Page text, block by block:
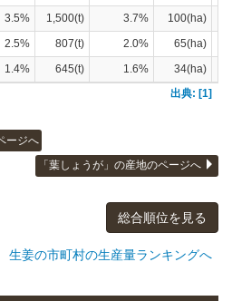
3.5% 1,500(t) 3.7%
100(ha)
2.5% 807(t) 2.0%
65(ha)
1.4% 645(t) 1.6%
34(ha)
出典: [1]
ージへ
「葉しょうが」の産地のページへ
総合順位を見る
生姜の市町村の生産量ランキングへ